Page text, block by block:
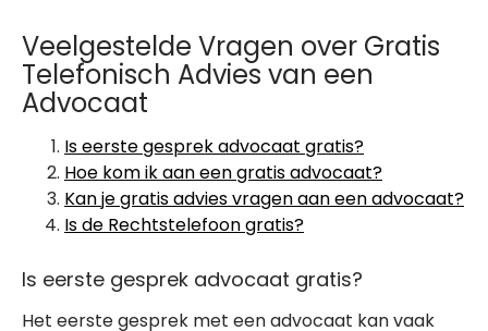
Veelgestelde Vragen over Gratis
Telefonisch Advies van een
Advocaat
Is eerste gesprek advocaat gratis?
Hoe kom ik aan een gratis advocaat?
Kan je gratis advies vragen aan een advocaat?
Is de Rechtstelefoon gratis?
Is eerste gesprek advocaat gratis?
Het eerste gesprek met een advocaat kan vaak